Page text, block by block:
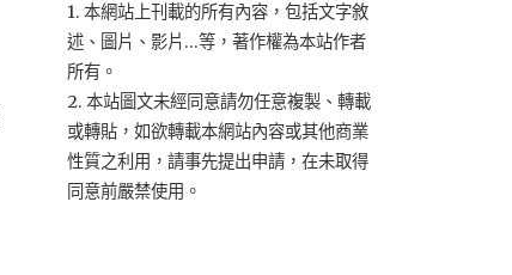
1. 本網站上刊載的所有內容，包括文字敘
述、圖片、影片...等，著作權為本站作者
所有。
2. 本站圖文未經同意請勿任意複製、轉載
或轉貼，如欲轉載本網站內容或其他商業
性質之利用，請事先提出申請，在未取得
同意前嚴禁使用。